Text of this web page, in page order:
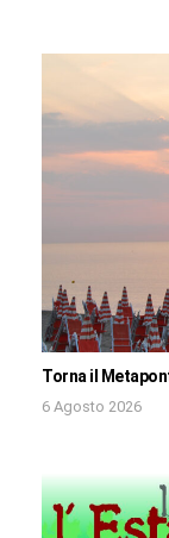
Torna il
6 Agosto 2026